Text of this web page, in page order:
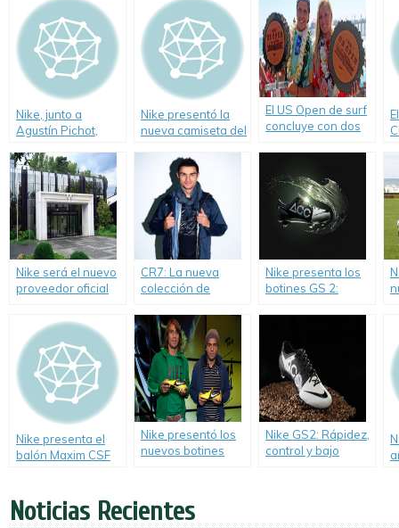
Nike, junto a
Agustín Pichot,
Revolution, la
nueva línea de la
colección AP9.
Nike presentó la
nueva camiseta del
El US Open de surf
concluye con dos
Nike será el nuevo
proveedor oficial
Olímpico
Internacional.
CR7: La nueva
colección de
refleja la actitud e
irreverencia del
ícono mundial.
Nike presenta los
botines GS 2:
Nike presenta el
balón Maxim CSF
Libertadores y
Sudamericana
Nike presentó los
nuevos botines
Leonardo Ponzio.
Nike GS2: Rápidez,
control y bajo
Noticias Recientes